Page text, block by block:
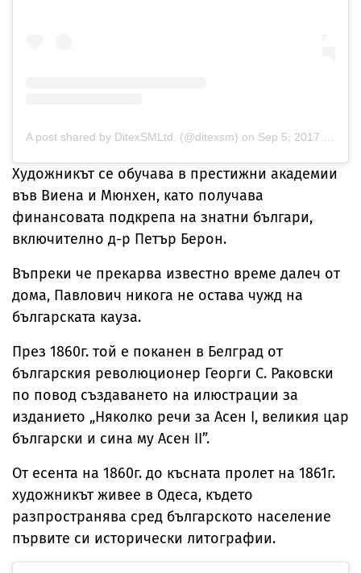
A post shared by DitexSMLtd. (@ditexsm) on Sep 5, 2017 at 11:47pm PDT
Художникът се обучава в престижни академии
във Виена и Мюнхен, като получава
финансовата подкрепа на знатни българи,
включително д-р Петър Берон.
Въпреки че прекарва известно време далеч от
дома, Павлович никога не остава чужд на
българската кауза.
През 1860г. той е поканен в Белград от
българския революционер Георги С. Раковски
по повод създаването на илюстрации за
изданието „Няколко речи за Асен І, великия цар
български и сина му Асен ІІ”.
От есента на 1860г. до късната пролет на 1861г.
художникът живее в Одеса, където
разпространява сред българското население
първите си исторически литографии.